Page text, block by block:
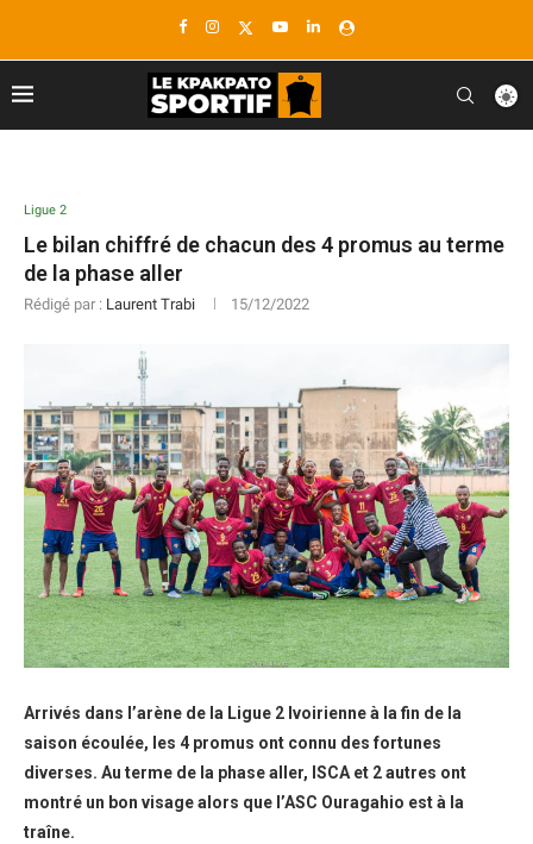
Ligue 2
Le bilan chiffré de chacun des 4 promus au terme
de la phase aller
Rédigé par : Laurent Trabi 15/12/2022
Arrivés dans l’arène de la Ligue 2 Ivoirienne à la fin de la
saison écoulée, les 4 promus ont connu des fortunes
diverses. Au terme de la phase aller, ISCA et 2 autres ont
montré un bon visage alors que l’ASC Ouragahio est à la
traîne.